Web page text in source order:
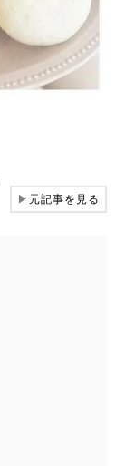
▶元記事を見る